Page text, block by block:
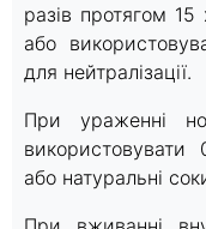
разів протягом
або
для нейтралізації.
При ураженні
або натуральні